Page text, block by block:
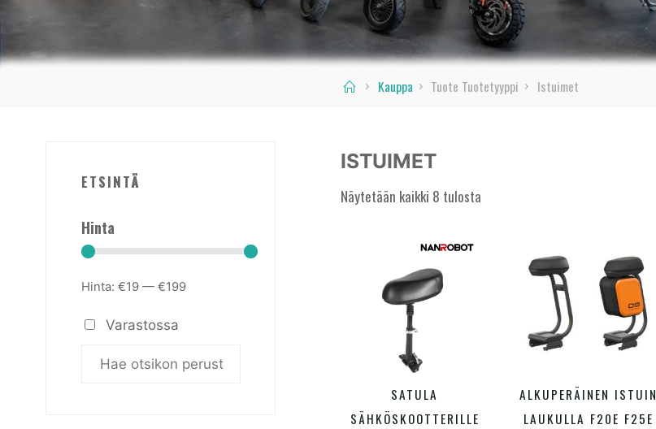
HomeKauppa Tuote Tuotetyyppi Istuimet
ISTUIMET
Näytetään kaikki 8 tulosta
VALITSE VAIHTOEHDOISTA
tuotteella
SATULA
SÄHKÖSKOOTTERILLE
LISÄÄ OSTOSKORIIN
ALKUPERÄINEN ISTUIN
LAUKULLA F20E F25E
ETSINTÄ
Hinta
Hinta: €19— €199
Varastossa